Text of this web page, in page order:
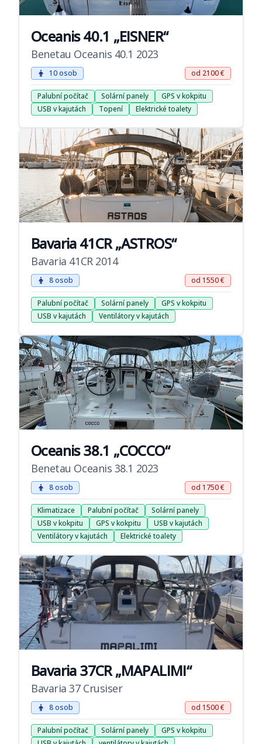
Oceanis 40.1 „EISNER“
Benetau Oceanis 40.1 2023
10 osob od 2100 €
Palubní počítač Solární panely
GPS v kokpitu
USB v kajutách
Topení Elektrické toalety
Bavaria 41CR „ASTROS“
Bavaria 41CR 2014
8 osob od 1550 €
Palubní počítač Solární panely
GPS v kokpitu
USB v kajutách
Ventilátory v kajutách
Oceanis 38.1 „COCCO“
Benetau Oceanis 38.1 2023
8 osob od 1750 €
Klimatizace Palubní počítač
Solární panely
USB v kokpitu
GPS v kokpitu
USB v kajutách
Ventilátory v kajutách
Elektrické toalety
Bavaria 37CR „MAPALIMI“
Bavaria 37 Crusiser
8 osob od 1500 €
Palubní počítač Solární panely
GPS v kokpitu